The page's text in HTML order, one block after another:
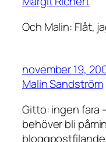
Och Malin: Flåt,
november 19,
Malin Sandström
Gitto: ingen fara
behöver bli